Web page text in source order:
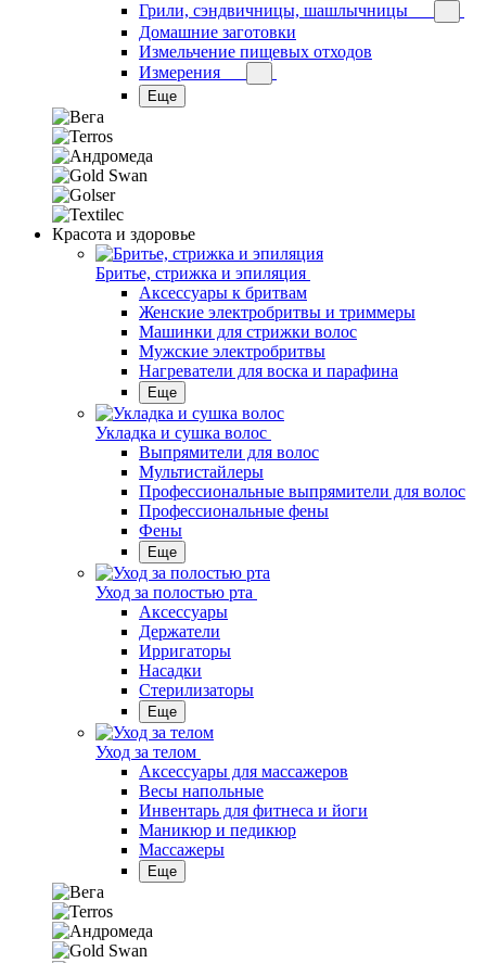
Грили, сэндвичницы, шашлычницы
Домашние заготовки
Измельчение пищевых отходов
Измерения
Еще
Красота и здоровье
Бритье, стрижка и эпиляция
Аксессуары к бритвам
Женские электробритвы и триммеры
Машинки для стрижки волос
Мужские электробритвы
Нагреватели для воска и парафина
Еще
Укладка и сушка волос
Выпрямители для волос
Мультистайлеры
Профессиональные выпрямители для волос
Профессиональные фены
Фены
Еще
Уход за полостью рта
Аксессуары
Держатели
Ирригаторы
Насадки
Стерилизаторы
Еще
Уход за телом
Аксессуары для массажеров
Весы напольные
Инвентарь для фитнеса и йоги
Маникюр и педикюр
Массажеры
Еще